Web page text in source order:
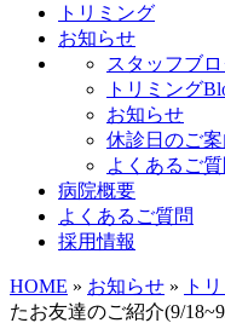
トリミング
お知らせ
スタッフブ
トリミング
お知らせ
休診日のご案
よくあるご質
病院概要
よくあるご質問
採用情報
HOME » お知らせ » ト
たお友達のご紹介(9/